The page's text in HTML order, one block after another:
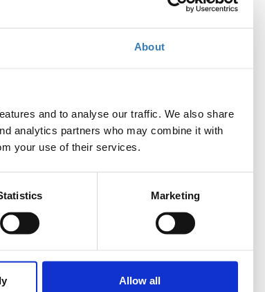
About
and to analyse our traffic. We also share
analytics partners who may combine it with
your use of their services.
Marketing
Allow all
πίσω
από αυτά.
1) Πληρωμή
POS , 3)